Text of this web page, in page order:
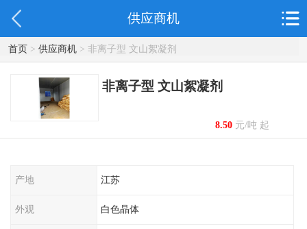
供应商机
首页> 供应商机> 非离子型 文山絮凝剂
非离子型 文山絮凝剂
8.50元/吨 起
产地 江苏
外观 白色晶体